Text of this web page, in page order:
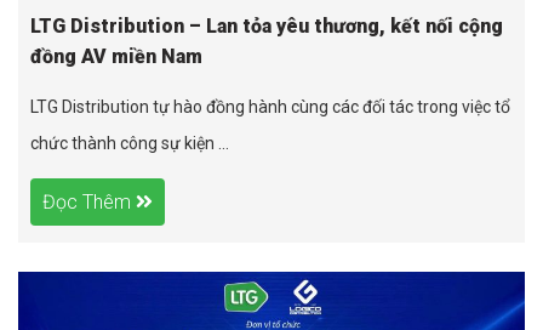
LTG Distribution – Lan tỏa yêu thương, kết nối cộng
đồng AV miền Nam
LTG Distribution tự hào đồng hành cùng các đối tác trong việc tổ
chức thành công sự kiện ...
Đọc Thêm